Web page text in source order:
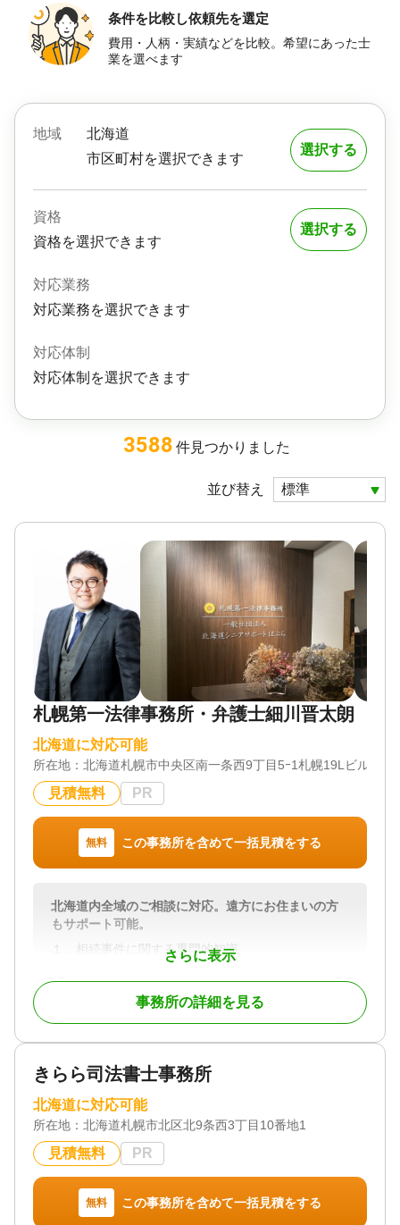
条件を比較し依頼先を選定
費用・人柄・実績などを比較。希望にあった士
業を選べます
地域
北海道
市区町村を選択できます
選択する
資格
資格を選択できます
対応業務
対応業務を選択できます
対応体制
対応体制を選択できます
選択する
3588 件見つかりました
並び替え
札幌第一法律事務所・弁護士細川晋太朗
北海道に対応可能
所在地： 北海道札幌市中央区南一条西9丁目5ｰ1札幌19Lビル
見積無料 PR
無料 この事務所を含めて一括見積をする
さらに表示
北海道内全域のご相談に対応。遠方にお住まいの方
もサポート可能。
１．相続事件に関する専門的知識
札幌を拠点に「相続問題」に注力する法律事務所
です。遺産分割、遺留分侵害額請求、遺言書の作
成・検認、相続放棄など、相続に関するあらゆるト
ラブルに幅広く対応しています。豊富な実績を持つ
立や複雑な法的手続きが絡む相続問題こそ、専門的
は、依頼者の不安を少しでも軽減できるよう、明確
な見通しと丁寧な説明を心がけ、安心してご相談い
ただける環境を整えています。地域に根ざし、信頼
される相続のパートナーを目指しています。
２．北海道道内全域対応
北海道内全域のご相談に対応しております。遠方
事務所の詳細を見る
きらら司法書士事務所
北海道に対応可能
所在地： 北海道札幌市北区北9条西3丁目10番地1
見積無料 PR
無料 この事務所を含めて一括見積をする